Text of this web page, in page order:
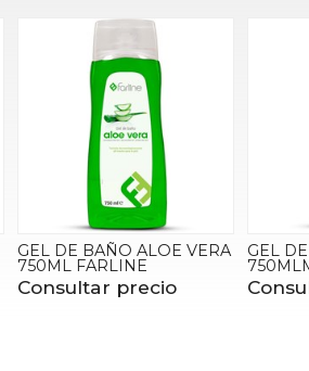
GEL DE BAÑO ALOE VERA
750ML FARLINE
Consultar precio
GEL